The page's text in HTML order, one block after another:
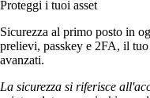
Proteggi i tuoi asset
Sicurezza al primo posto in
prelievi, passkey e 2FA, il
avanzati.
La sicurezza si riferisce